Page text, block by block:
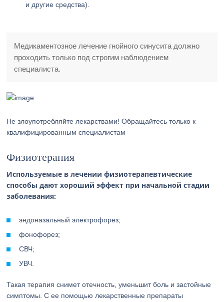
и другие средства).
Медикаментозное лечение гнойного синусита должно
проходить только под строгим наблюдением
специалиста.
Не злоупотребляйте лекарствами! Обращайтесь только к
квалифицированным специалистам
Физиотерапия
Используемые в лечении физиотерапевтические
способы дают хороший эффект при начальной стадии
заболевания:
эндоназальный электрофорез;
фонофорез;
СВЧ;
УВЧ.
Такая терапия снимет отечность, уменьшит боль и застойные
симптомы. С ее помощью лекарственные препараты